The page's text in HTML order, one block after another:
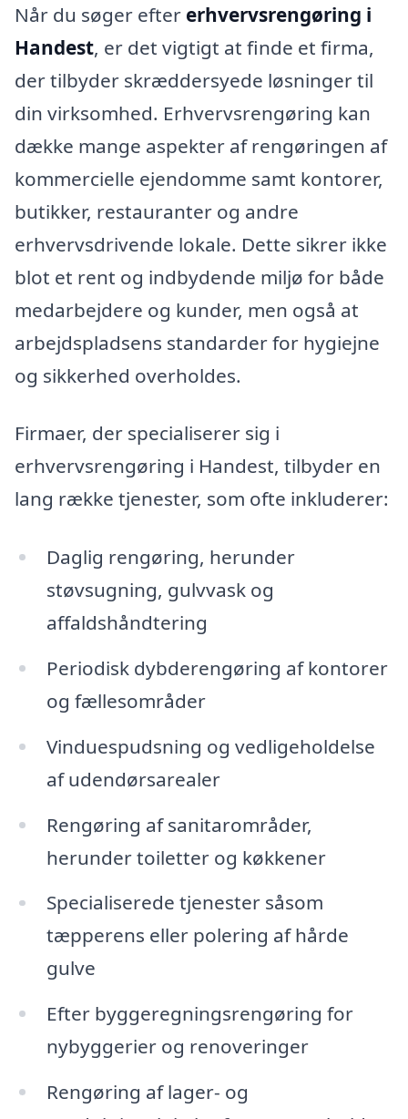
Når du søger efter erhvervsrengøring i
Handest, er det vigtigt at finde et firma,
der tilbyder skræddersyede løsninger til
din virksomhed. Erhvervsrengøring kan
dække mange aspekter af rengøringen af
kommercielle ejendomme samt kontorer,
butikker, restauranter og andre
erhvervsdrivende lokale. Dette sikrer ikke
blot et rent og indbydende miljø for både
medarbejdere og kunder, men også at
arbejdspladsens standarder for hygiejne
og sikkerhed overholdes.
Firmaer, der specialiserer sig i
erhvervsrengøring i Handest, tilbyder en
lang række tjenester, som ofte inkluderer:
Daglig rengøring, herunder
støvsugning, gulvvask og
affaldshåndtering
Periodisk dybderengøring af kontorer
og fællesområder
Vinduespudsning og vedligeholdelse
af udendørsarealer
Rengøring af sanitarområder,
herunder toiletter og køkkener
Specialiserede tjenester såsom
tæpperens eller polering af hårde
gulve
Efter byggeregningsrengøring for
nybyggerier og renoveringer
Rengøring af lager- og